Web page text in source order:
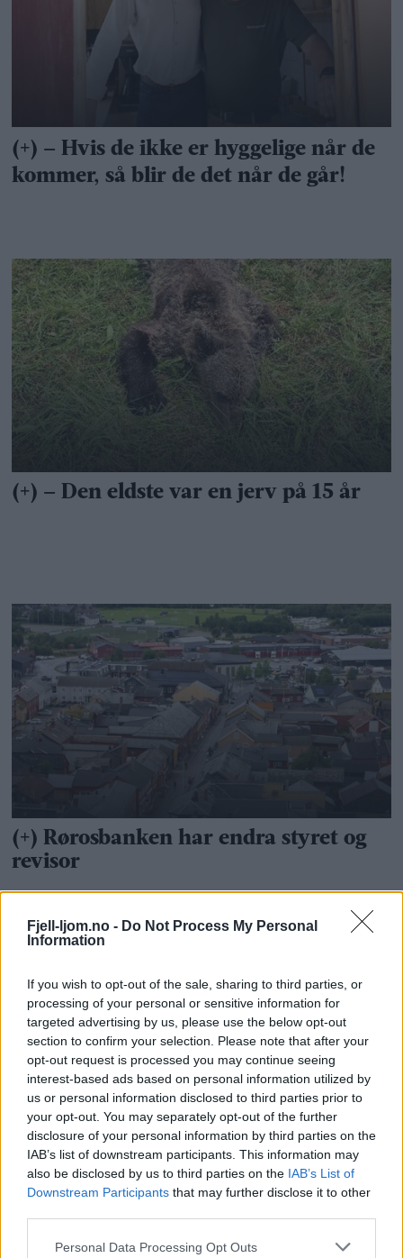
Fjell-ljom.no - Do Not Process My Personal
Information
If you wish to opt-out of the sale, sharing to third parties, or
processing of your personal or sensitive information for
targeted advertising by us, please use the below opt-out
section to confirm your selection. Please note that after your
opt-out request is processed you may continue seeing
interest-based ads based on personal information utilized by
us or personal information disclosed to third parties prior to
your opt-out. You may separately opt-out of the further
disclosure of your personal information by third parties on the
IAB’s list of downstream participants. This information may
also be disclosed by us to third parties on the IAB’s List of
Downstream Participants that may further disclose it to other
Personal Data Processing Opt Outs